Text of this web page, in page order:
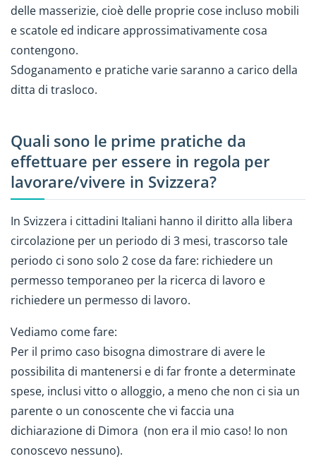
delle masserizie, cioè delle proprie cose incluso mobili
e scatole ed indicare approssimativamente cosa
contengono.
Sdoganamento e pratiche varie saranno a carico della
ditta di trasloco.
Quali sono le prime pratiche da
effettuare per essere in regola per
lavorare/vivere in Svizzera?
In Svizzera i cittadini Italiani hanno il diritto alla libera
circolazione per un periodo di 3 mesi, trascorso tale
periodo ci sono solo 2 cose da fare: richiedere un
permesso temporaneo per la ricerca di lavoro e
richiedere un permesso di lavoro.
Vediamo come fare:
Per il primo caso bisogna dimostrare di avere le
possibilita di mantenersi e di far fronte a determinate
spese, inclusi vitto o alloggio, a meno che non ci sia un
parente o un conoscente che vi faccia una
dichiarazione di Dimora (non era il mio caso! Io non
conoscevo nessuno).